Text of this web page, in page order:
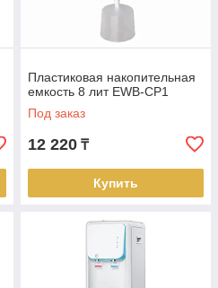
Пластиковая накопительная
емкость 8 лит EWB-CP1
Под заказ
12 220 ₸
Купить